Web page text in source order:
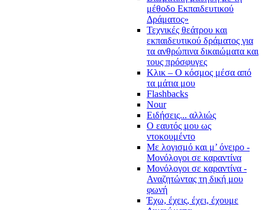
μέθοδο Εκπαιδευτικού
Δράματος»
Τεχνικές θεάτρου και
εκπαιδευτικού δράματος για
τα ανθρώπινα δικαιώματα και
τους πρόσφυγες
Κλικ – Ο κόσμος μέσα από
τα μάτια μου
Flashbacks
Nour
Ειδήσεις... αλλιώς
Ο εαυτός μου ως
ντοκουμέντο
Με λογισμό και μ’ όνειρο -
Μονόλογοι σε καραντίνα
Μονόλογοι σε καραντίνα -
Αναζητώντας τη δική μου
φωνή
Έχω, έχεις, έχει, έχουμε